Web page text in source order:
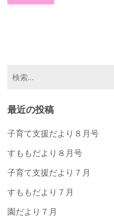
最近の投稿
子育て支援だより８月号
すももだより８月号
子育て支援だより７月
すももだより７月
園だより７月